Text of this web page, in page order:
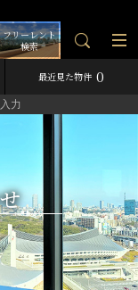
フリーレント
検索
最近見た物件 0
力